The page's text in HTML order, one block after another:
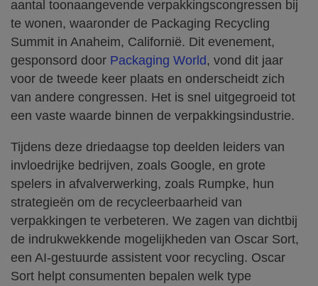
aantal toonaangevende verpakkingscongressen bij
te wonen, waaronder de Packaging Recycling
Summit in Anaheim, Californië. Dit evenement,
gesponsord door Packaging World, vond dit jaar
voor de tweede keer plaats en onderscheidt zich
van andere congressen. Het is snel uitgegroeid tot
een vaste waarde binnen de verpakkingsindustrie.
Tijdens deze driedaagse top deelden leiders van
invloedrijke bedrijven, zoals Google, en grote
spelers in afvalverwerking, zoals Rumpke, hun
strategieën om de recycleerbaarheid van
verpakkingen te verbeteren. We zagen van dichtbij
de indrukwekkende mogelijkheden van Oscar Sort,
een AI-gestuurde assistent voor recycling. Oscar
Sort helpt consumenten bepalen welk type